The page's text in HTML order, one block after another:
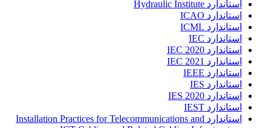
استاندارد Hydraulic Institute
استاندارد ICAO
استاندارد ICML
استاندارد IEC
استاندارد IEC 2020
استاندارد IEC 2021
استاندارد IEEE
استاندارد IES
استاندارد IES 2020
استاندارد IEST
استاندارد Installation Practices for Telecommunications and